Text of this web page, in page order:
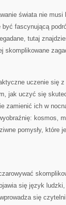
świata nie musi
fascynującą
tutaj
skomplikowane
uczenie się
jak uczyć się
zamienić ich w
kosmos,
pomysły, które
się język
się